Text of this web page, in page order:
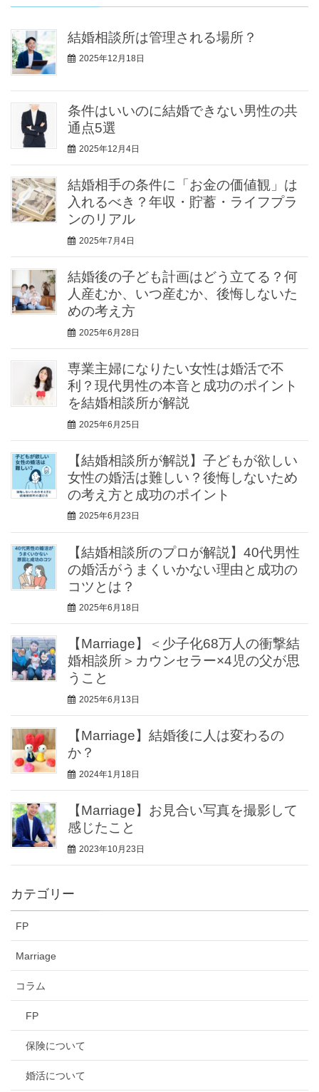
結婚相談所は管理される場所？
2025年12月18日
条件はいいのに結婚できない男性の共
通点5選
2025年12月4日
結婚相手の条件に「お金の価値観」は
入れるべき？年収・貯蓄・ライフプラ
ンのリアル
2025年7月4日
結婚後の子ども計画はどう立てる？何
人産むか、いつ産むか、後悔しないた
めの考え方
2025年6月28日
専業主婦になりたい女性は婚活で不
利？現代男性の本音と成功のポイント
を結婚相談所が解説
2025年6月25日
【結婚相談所が解説】子どもが欲しい
女性の婚活は難しい？後悔しないため
の考え方と成功のポイント
2025年6月23日
【結婚相談所のプロが解説】40代男性
の婚活がうまくいかない理由と成功の
コツとは？
2025年6月18日
【Marriage】＜少子化68万人の衝撃結
婚相談所＞カウンセラー×4児の父が思
うこと
2025年6月13日
【Marriage】結婚後に人は変わるの
か？
2024年1月18日
【Marriage】お見合い写真を撮影して
感じたこと
2023年10月23日
カテゴリー
FP
Marriage
コラム
FP
保険について
婚活について